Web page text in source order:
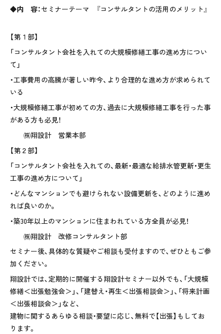
◆内 容：セミナーテーマ 『コンサルタントの活用のメリット』
【第１部】
「コンサルタント会社を入れての大規模修繕工事の進め方につい
て」
・工事費用の高騰が著しい昨今、より合理的な進め方が求められて
いる
・大規模修繕工事が初めての方、過去に大規模修繕工事を行った事
がある方も必見！
㈱翔設計 営業本部
【第２部】
「コンサルタント会社を入れての、最新・最適な給排水管更新・更生
工事の進め方について」
・どんなマンションでも避けられない設備更新を、どのように進め
れば良いのか。
・築30年以上のマンションに住まわれている方全員が必見！
㈱翔設計 改修コンサルタント部
セミナー後、具体的な質疑やご相談も受付ますので、ぜひともご参
加ください。
翔設計では、定期的に開催する翔設計セミナー以外でも、「大規模
修繕＜出張勉強会＞」、「建替え・再生＜出張相談会＞」、「将来計画
＜出張相談会＞」など、
建物に関するあらゆる相談・要望に応じ、無料で【出張】もしてお
ります。